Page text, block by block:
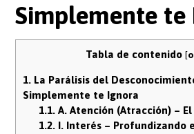
Simplemente te
Tabla de contenido [
1. La Parálisis del
Simplemente te Ignora
1.1. A. Atención (Atracción) –
1.2. I. Interés – Profundizando